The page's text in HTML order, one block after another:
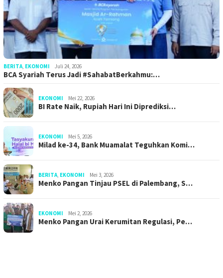
BERITA EKONOMI Juli 24, 2026
BCA Syariah Terus Jadi #SahabatBerkahmu:…
EKONOMI Mei 22, 2026
BI Rate Naik, Rupiah Hari Ini Diprediksi…
EKONOMI Mei 5, 2026
Milad ke-34, Bank Muamalat Teguhkan Komi…
BERITA EKONOMI Mei 3, 2026
Menko Pangan Tinjau PSEL di Palembang, S…
EKONOMI Mei 2, 2026
Menko Pangan Urai Kerumitan Regulasi, Pe…